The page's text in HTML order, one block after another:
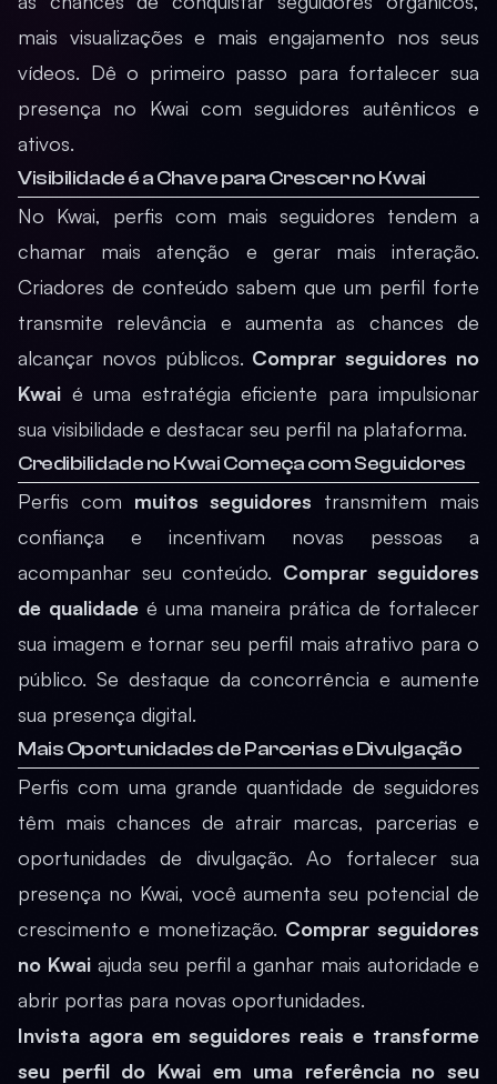
mais visualizações e mais engajamento nos seus
vídeos. Dê o primeiro passo para fortalecer sua
presença no Kwai com seguidores autênticos e
ativos.
Visibilidade é a Chave para Crescer no Kwai
No Kwai, perfis com mais seguidores tendem a
chamar mais atenção e gerar mais interação.
Criadores de conteúdo sabem que um perfil forte
transmite relevância e aumenta as chances de
alcançar novos públicos. Comprar seguidores no
Kwai é uma estratégia eficiente para impulsionar
sua visibilidade e destacar seu perfil na plataforma.
Credibilidade no Kwai Começa com Seguidores
Perfis com muitos seguidores transmitem mais
confiança e incentivam novas pessoas a
acompanhar seu conteúdo. Comprar seguidores
de qualidadeé uma maneira prática de fortalecer
sua imagem e tornar seu perfil mais atrativo para o
público. Se destaque da concorrência e aumente
sua presença digital.
Mais Oportunidades de Parcerias e Divulgação
Perfis com uma grande quantidade de seguidores
têm mais chances de atrair marcas, parcerias e
oportunidades de divulgação. Ao fortalecer sua
presença no Kwai, você aumenta seu potencial de
crescimento e monetização. Comprar seguidores
no Kwaiajuda seu perfil a ganhar mais autoridade e
abrir portas para novas oportunidades.
Invista agora em seguidores reais e transforme
seu perfil do Kwai em uma referência no seu